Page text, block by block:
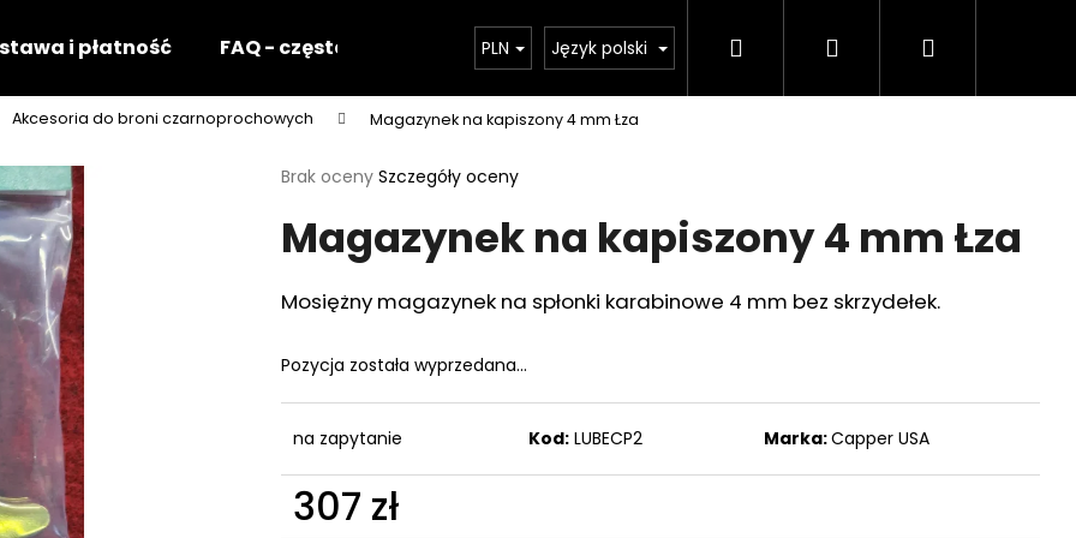
i płatność FAQ - częste pytania Nasz sklep Ważne zmiany legislacyjne od 1 stycznia
PLN Język polski Szukaj Zaloguj Koszyk
Akcesoria do broni czarnoprochowych Magazynek na kapiszony 4 mm Łza
Średnia
produktu
wynosi
na
5
Brak oceny Szczegóły oceny
Magazynek na kapiszony 4 mm Łza
Mosiężny magazynek na spłonki karabinowe 4 mm bez skrzydełek.
Pozycja została wyprzedana…
na zapytanie Kod: LUBECP2 Marka:Capper USA
307 zł
Czego szukasz?
SZUKAJ
Następne